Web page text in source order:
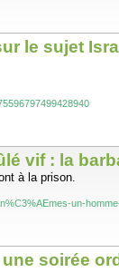
le sujet
vif : la
à la prison.
un-
soirée